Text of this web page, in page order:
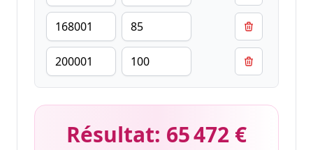
Résultat: 65 472 €